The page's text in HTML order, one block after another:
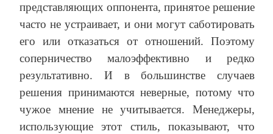
представляющих оппонента, принятое решение
часто не устраивает, и они могут саботировать
его или отказаться от отношений. Поэтому
соперничество малоэффективно и редко
результативно. И в большинстве случаев
решения принимаются неверные, потому что
чужое мнение не учитывается. Менеджеры,
использующие этот стиль, показывают, что